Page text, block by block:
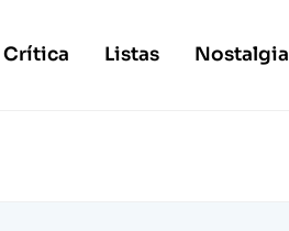
Crítica Listas Nostalgia